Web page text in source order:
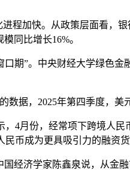
加快。从政策层面看，
同比增长16%。
”。中央财经大学绿色金
，2025年第四季度，美
份，经常项下跨境人民
币成为更具吸引力的融资货
济学家陈鑫泉说，从金